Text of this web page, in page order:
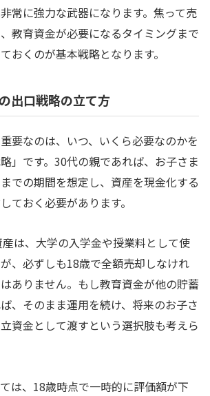
常に強力な武器になります。焦って売
教育資金が必要になるタイミングまで
おくのが基本戦略となります。
出口戦略の立て方
要なのは、いつ、いくら必要なのかを
」です。30代の親であれば、お子さま
での期間を想定し、資産を現金化する
ておく必要があります。
は、大学の入学金や授業料として使
、必ずしも18歳で全額売却しなけれ
ありません。もし教育資金が他の貯蓄
、そのまま運用を続け、将来のお子さ
資金として渡すという選択肢も考えら
は、18歳時点で一時的に評価額が下